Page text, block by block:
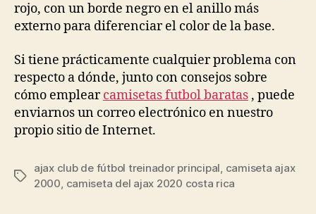
rojo, con un borde negro en el anillo más
externo para diferenciar el color de la base.
Si tiene prácticamente cualquier problema con
respecto a dónde, junto con consejos sobre
cómo emplearcamisetas futbol baratas , puede
enviarnos un correo electrónico en nuestro
propio sitio de Internet.
Etiquetas
ajax club de fútbol treinador principal camiseta ajax
2000 camiseta del ajax 2020 costa rica